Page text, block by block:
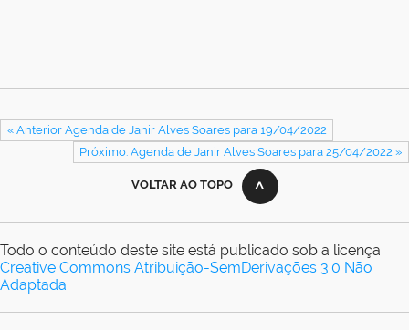
« Anterior Agenda de Janir Alves Soares para 19/04/2022
Próximo: Agenda de Janir Alves Soares para 25/04/2022 »
VOLTAR AO TOPO
Todo o conteúdo deste site está publicado sob a licença
Creative Commons Atribuição-SemDerivações 3.0 Não
Adaptada.